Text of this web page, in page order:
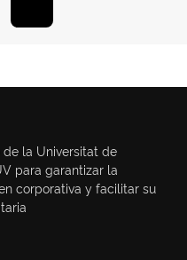
de la Universitat de
para garantizar la
corporativa y facilitar su